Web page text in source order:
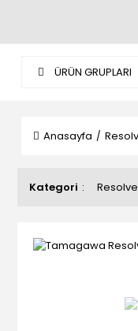
ÜRÜN GRUPLARI
Anasayfa
Kategori